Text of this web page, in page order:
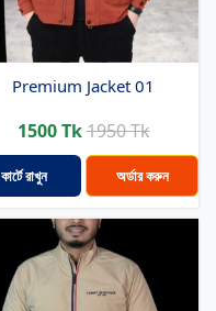
Premium Jacket 01
1500 Tk1950 Tk
কার্টে রাখুন অর্ডার করুন